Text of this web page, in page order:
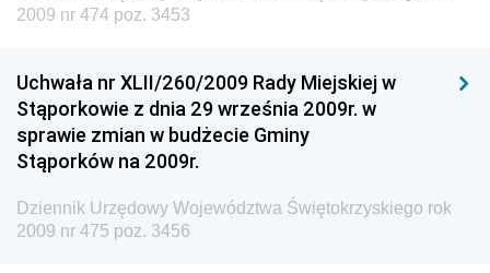
i Gospodarki Morskiej
Dziennik Urzędowy Ministra Spraw Zagranicznych
Dziennik Urzędowy Centralnego Biura
Antykorupcyjnego
Wewnętrznego
Dziennik Urzędowy Urzędu Patentowego
2009 nr 474 poz. 3453
Uchwała nr XLII/260/2009 Rady Miejskiej w
Stąporkowie z dnia 29 września 2009r. w
sprawie zmian w budżecie Gminy
Stąporków na 2009r.
Dziennik Urzędowy Województwa Świętokrzyskiego rok
2009 nr 475 poz. 3456